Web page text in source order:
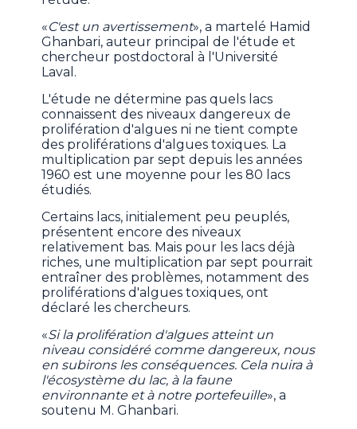
«C'est un avertissement», a martelé Hamid
Ghanbari, auteur principal de l'étude et
chercheur postdoctoral à l'Université
Laval.
L'étude ne détermine pas quels lacs
connaissent des niveaux dangereux de
prolifération d'algues ni ne tient compte
des proliférations d'algues toxiques. La
multiplication par sept depuis les années
1960 est une moyenne pour les 80 lacs
étudiés.
Certains lacs, initialement peu peuplés,
présentent encore des niveaux
relativement bas. Mais pour les lacs déjà
riches, une multiplication par sept pourrait
entraîner des problèmes, notamment des
proliférations d'algues toxiques, ont
déclaré les chercheurs.
«Si la prolifération d'algues atteint un
niveau considéré comme dangereux, nous
en subirons les conséquences. Cela nuira à
l'écosystème du lac, à la faune
environnante et à notre portefeuille», a
soutenu M. Ghanbari.